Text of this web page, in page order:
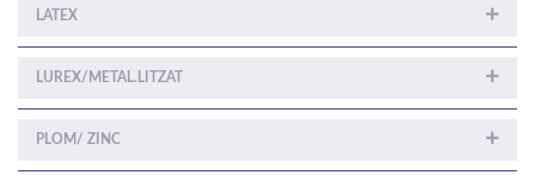
LATEX
LUREX/METAL.LITZAT
PLOM/ ZINC